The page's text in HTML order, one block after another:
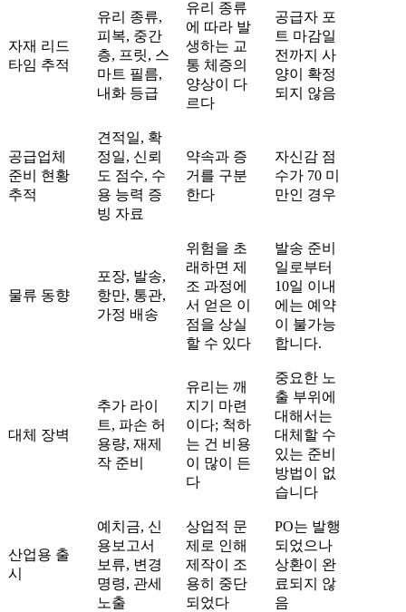
자재 리드
타임 추적
유리 종류,
피복, 중간
층, 프릿, 스
마트 필름,
내화 등급
유리 종류
에 따라 발
생하는 교
통 체증의
양상이 다
르다
공급자 포
트 마감일
전까지 사
양이 확정
되지 않음
공급업체
준비 현황
추적
견적일, 확
정일, 신뢰
도 점수, 수
용 능력 증
빙 자료
약속과 증
거를 구분
한다
자신감 점
수가 70 미
만인 경우
물류 동향
포장, 발송,
항만, 통관,
가정 배송
위험을 초
래하면 제
조 과정에
서 얻은 이
점을 상실
할 수 있다
발송 준비
일로부터
10일 이내
에는 예약
이 불가능
합니다.
대체 장벽
추가 라이
트, 파손 허
용량, 재제
작 준비
유리는 깨
지기 마련
이다; 척하
는 건 비용
이 많이 든
다
중요한 노
출 부위에
대해서는
대체할 수
있는 준비
방법이 없
습니다
산업용 출
시
예치금, 신
용보고서
보류, 변경
명령, 관세
노출
상업적 문
제로 인해
제작이 조
용히 중단
되었다
PO는 발행
되었으나
상환이 완
료되지 않
음